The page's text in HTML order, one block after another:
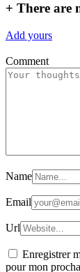
+ There are
Add yours
Comment
Name
Email
Url
Enregistrer
pour mon